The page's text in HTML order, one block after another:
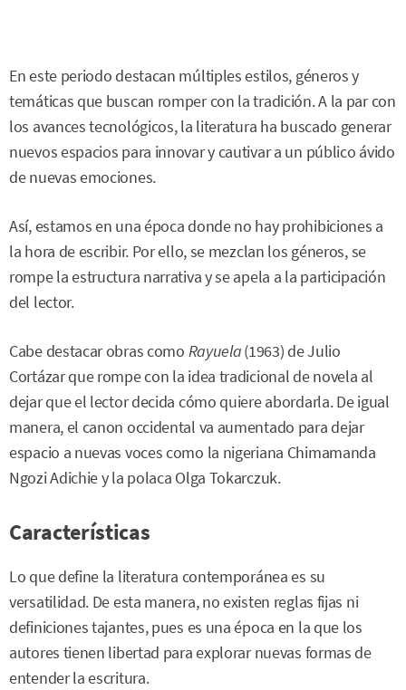
En este periodo destacan múltiples estilos, géneros y
temáticas que buscan romper con la tradición. A la par con
los avances tecnológicos, la literatura ha buscado generar
nuevos espacios para innovar y cautivar a un público ávido
de nuevas emociones.
Así, estamos en una época donde no hay prohibiciones a
la hora de escribir. Por ello, se mezclan los géneros, se
rompe la estructura narrativa y se apela a la participación
del lector.
Cabe destacar obras como Rayuela(1963) de Julio
Cortázar que rompe con la idea tradicional de novela al
dejar que el lector decida cómo quiere abordarla. De igual
manera, el canon occidental va aumentado para dejar
espacio a nuevas voces como la nigeriana Chimamanda
Ngozi Adichie y la polaca Olga Tokarczuk.
Características
Lo que define la literatura contemporánea es su
versatilidad. De esta manera, no existen reglas fijas ni
definiciones tajantes, pues es una época en la que los
autores tienen libertad para explorar nuevas formas de
entender la escritura.